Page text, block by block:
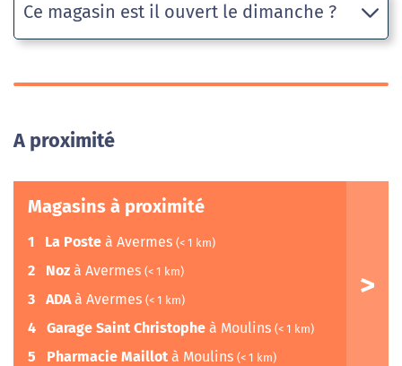
Ce magasin est il ouvert le dimanche ?
A proximité
Magasins à proximité
1 La Poste à Avermes (< 1 km)
2 Noz à Avermes (< 1 km)
3 ADAà Avermes (< 1 km)
4 Garage Saint Christophe à Moulins (< 1 km)
5 Pharmacie Maillot à Moulins (< 1 km)